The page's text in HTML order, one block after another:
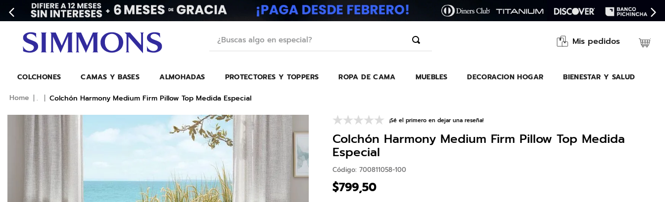
Mis pedidos
COLCHONES CAMAS Y BASES ALMOHADAS PROTECTORES Y TOPPERS ROPA DE CAMA MUEBLES DECORACION HOGAR BIENESTAR Y SALUD
. Colchón Harmony Medium Firm Pillow Top Medida Especial
¡Sé el primero en dejar una reseña!
Colchón Harmony Medium Firm Pillow Top Medida
Especial
Código: 700811058-100
$799,50
TÉRMINOS MÁS BUSCADOS
1 .
erica
2.
almohada
3.
colchon
harmony
5.
6.
beautyrest
7.